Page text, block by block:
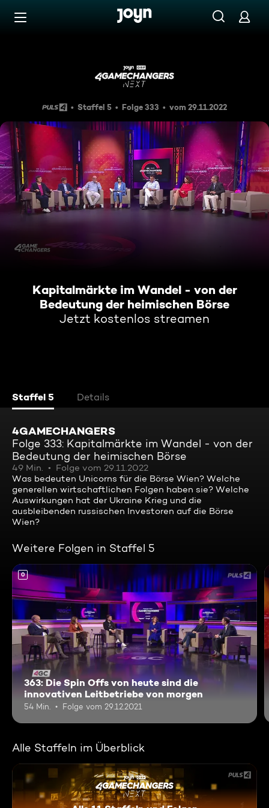
Zum Inhalt springen
Kapitalmärkte im Wandel -
Staffel 5 Folge 333 vom 29.11.2022
Kapitalmärkte im Wandel - von der
Bedeutung der heimischen Börse
Jetzt kostenlos streamen
Staffel 5 Details
4GAMECHANGERS
Folge 333: Kapitalmärkte im Wandel - von der
Bedeutung der heimischen Börse
49 Min.
Folge vom 29.11.2022
Was bedeuten Unicorns für die Börse Wien? Welche
generellen wirtschaftlichen Folgen haben sie? Welche
Auswirkungen hat der Ukraine Krieg und die
ausbleibenden russischen Investoren auf die Börse
Wien?
Weitere Folgen in Staffel 5
0
363: Die Spin Offs von heute sind die
innovativen Leitbetriebe von morgen
54 Min. Folge vom 29.12.2021
Alle Staffeln im Überblick